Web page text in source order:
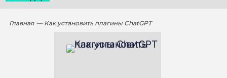
Главная — Как установить плагины ChatGPT